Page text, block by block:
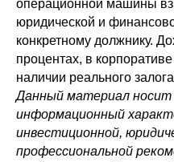
операционной машины
юридической и
конкретному должнику.
процентах, в
наличии реального
Данный материал носит
информационный
инвестиционной,
профессиональной